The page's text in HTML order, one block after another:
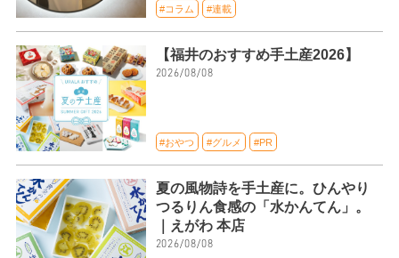
#コラム #連載
【福井のおすすめ手土産2026】
2026/08/08
#おやつ #グルメ #PR
夏の風物詩を手土産に。ひんやり
つるりん食感の「水かんてん」。
｜えがわ 本店
2026/08/08